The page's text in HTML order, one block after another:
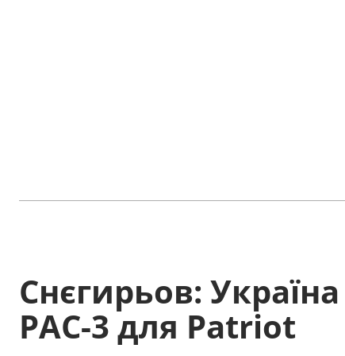
Снєгирьов:
PAC-3 для Patriot